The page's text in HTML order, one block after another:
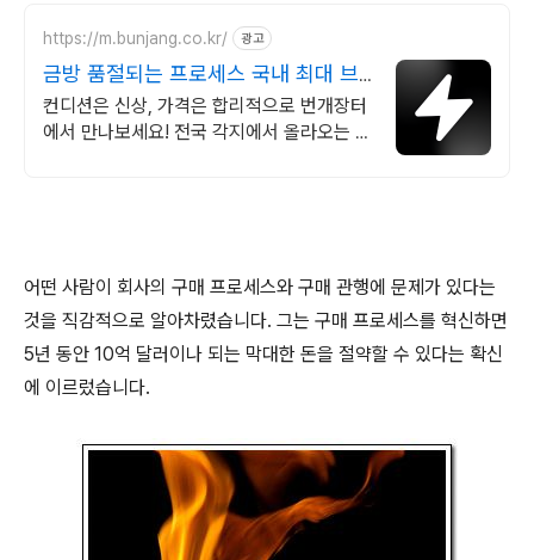
https://m.bunjang.co.kr/ 광고
금방 품절되는 프로세스 국내 최대 브
랜드 중고거래
컨디션은 신상, 가격은 합리적으로 번개장터
에서 만나보세요! 전국 각지에서 올라오는 전
어떤 사람이 회사의 구매 프로세스와 구매 관행에 문제가 있다는
것을 직감적으로 알아차렸습니다. 그는 구매 프로세스를 혁신하면
5년 동안 10억 달러이나 되는 막대한 돈을 절약할 수 있다는 확신
에 이르렀습니다.